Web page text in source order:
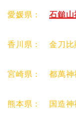
愛媛県： 石鎚山
香川県： 金刀比
宮崎県： 都萬神
熊本県： 国造神